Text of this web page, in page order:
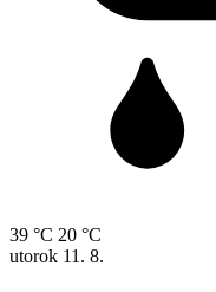
39 °C 20 °C
utorok 11. 8.